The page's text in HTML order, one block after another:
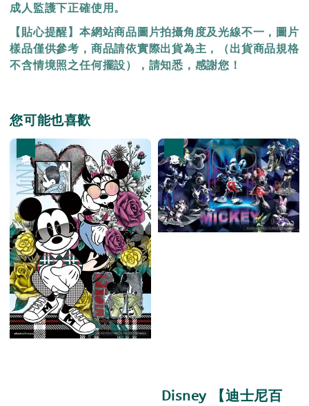
成人監護下正確使用。
【貼心提醒】本網站商品圖片拍攝角度及光線不一，圖片
樣品僅供參考，商品請依實際出貨為主，（出貨商品規格
不含情境照之任何擺設），請知悉，感謝您！
您可能也喜歡
Disney 【迪士尼百